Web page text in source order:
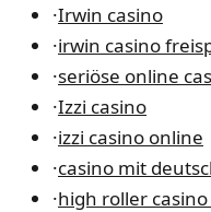
·Irwin casino
·irwin casino
·seriöse online
·Izzi casino
·izzi casino online
·casino mit
·high roller